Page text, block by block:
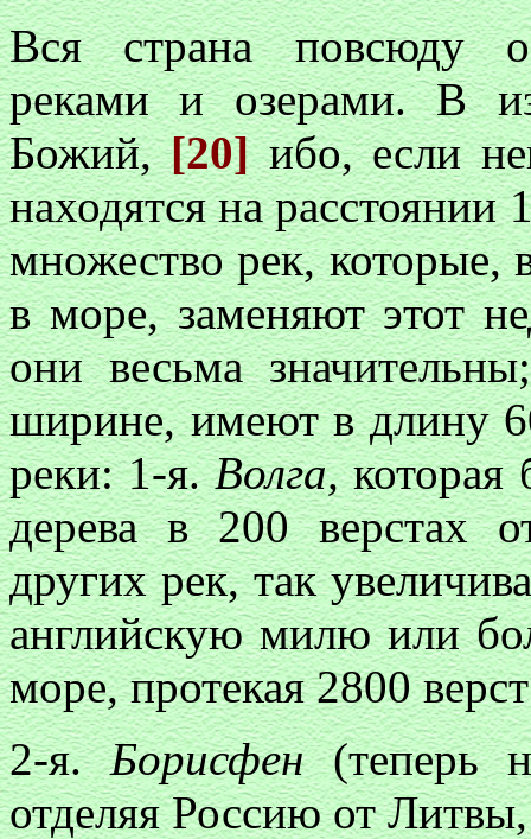
Вся страна повсюду
реками и озерами. В
Божий,[20]ибо, если
находятся на
множество рек, которые,
в море, заменяют этот
они весьма
ширине, имеют в длину
реки: 1-я.Волга,которая
дерева в 200 верстах
других рек, так
английскую милю или
море, протекая 2800
2-я.Борисфен(теперь
отделяя Россию от